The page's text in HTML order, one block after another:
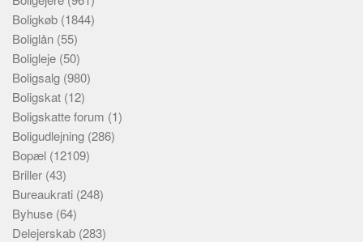
Boligkøb (1844)
Boliglån (55)
Boligleje (50)
Boligsalg (980)
Boligskat (12)
Boligskatte forum (1)
Boligudlejning (286)
Bopæl (12109)
Briller (43)
Bureaukrati (248)
Byhuse (64)
Delejerskab (283)